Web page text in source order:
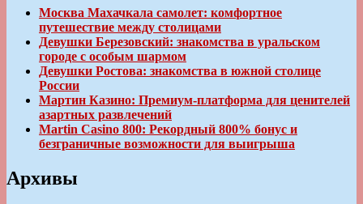
Москва Махачкала самолет: комфортное
путешествие между столицами
Девушки Березовский: знакомства в уральском
городе с особым шармом
Девушки Ростова: знакомства в южной столице
России
Мартин Казино: Премиум-платформа для ценителей
азартных развлечений
Martin Casino 800: Рекордный 800% бонус и
безграничные возможности для выигрыша
Архивы